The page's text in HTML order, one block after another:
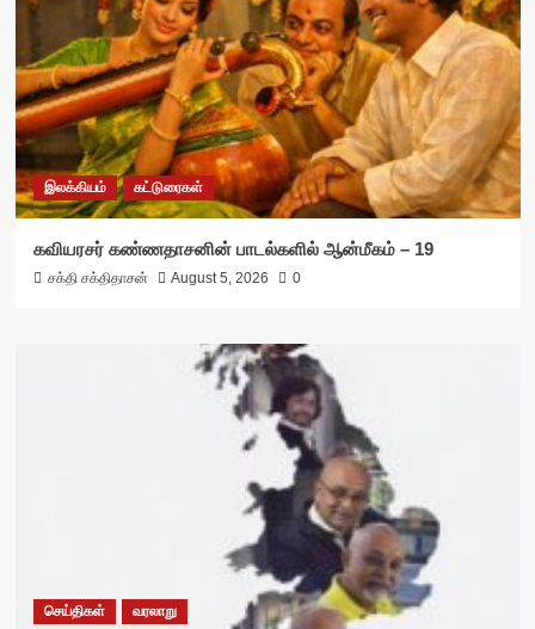
இலக்கியம் கட்டுரைகள்
கவியரசர் கண்ணதாசனின் பாடல்களில் ஆன்மீகம் – 19
சக்தி சக்திதாசன் August 5, 2026 0
செய்திகள் வரலாறு